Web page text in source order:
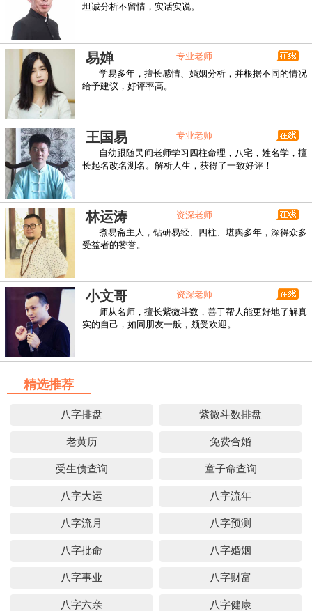
坦诚分析不留情，实话实说。
易婵
专业老师
学易多年，擅长感情、婚姻分析，并根据不同的情况
给予建议，好评率高。
王国易
专业老师
自幼跟随民间老师学习四柱命理，八宅，姓名学，擅
长起名改名测名。解析人生，获得了一致好评！
林运涛
资深老师
煮易斋主人，钻研易经、四柱、堪舆多年，深得众多
受益者的赞誉。
小文哥
资深老师
师从名师，擅长紫微斗数，善于帮人能更好地了解真
实的自己，如同朋友一般，颇受欢迎。
精选推荐
八字排盘 紫微斗数排盘
老黄历 免费合婚
受生债查询 童子命查询
八字大运 八字流年
八字流月 八字预测
八字批命 八字婚姻
八字事业 八字财富
八字六亲 八字健康